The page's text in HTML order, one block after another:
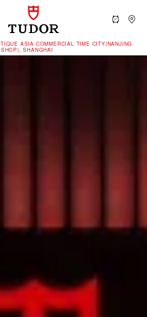
ASIA COMMERCIAL TIME CITY(NANJING
SHANGHAI‬